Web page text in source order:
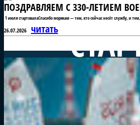
ПОЗДРАВЛЯЕМ С 330-ЛЕТИЕМ
1 июля стартовалаСпасибо морякам — тем, кто сейчас несёт службу, и
26.07.2026 читать